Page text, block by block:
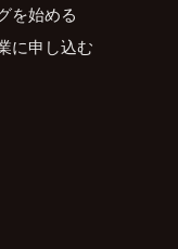
を始める
に申し込む